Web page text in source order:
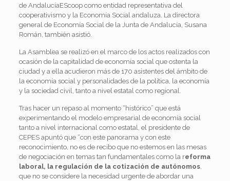
de AndalucíaEScoop como entidad representativa del
cooperativismo y la Economía Social andaluza. La directora
general de Economía Social de la Junta de Andalucía, Susana
Román, también asistió.
La Asamblea se realizó en el marco de los actos realizados con
ocasión de la capitalidad de economía social que ostenta la
ciudad y a ella acudieron más de 170 asistentes del ámbito de
la economía social y personalidades de la política, la economía
y la sociedad civil, tanto a nivel estatal como regional.
Tras hacer un repaso al momento “histórico” que está
experimentando el modelo empresarial de economía social
tanto a nivel internacional como estatal, el presidente de
CEPES apuntó que “con este panorama y con este
reconocimiento, no es de recibo que no estemos en las mesas
de negociación en temas tan fundamentales como la reforma
laboral, la regulación de la cotización de autónomos,
que no se considere la necesidad urgente de abordar una